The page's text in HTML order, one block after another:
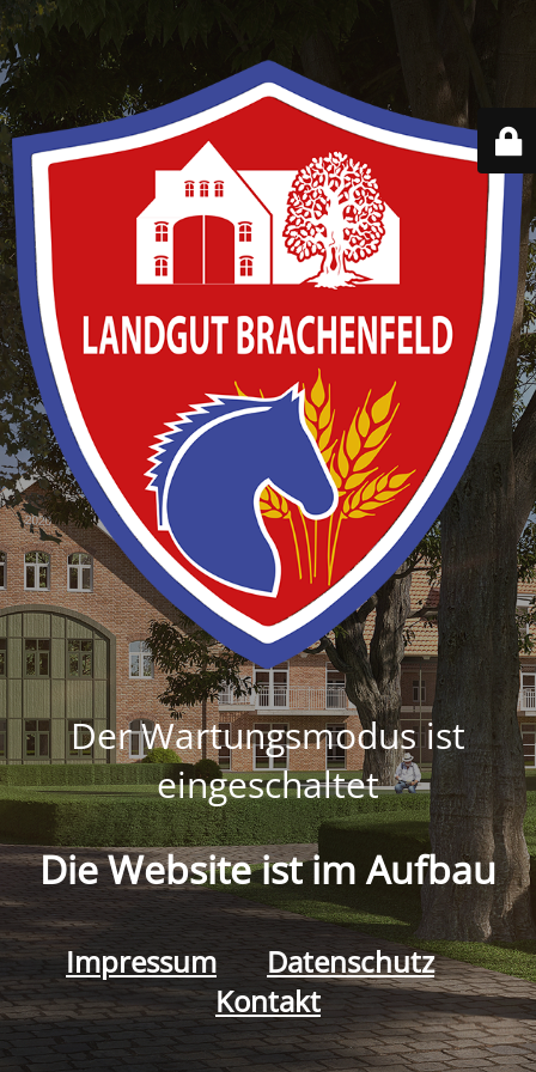
Der Wartungsmodus ist
eingeschaltet
Die Website ist im Aufbau
Impressum
Datenschutz
Kontakt